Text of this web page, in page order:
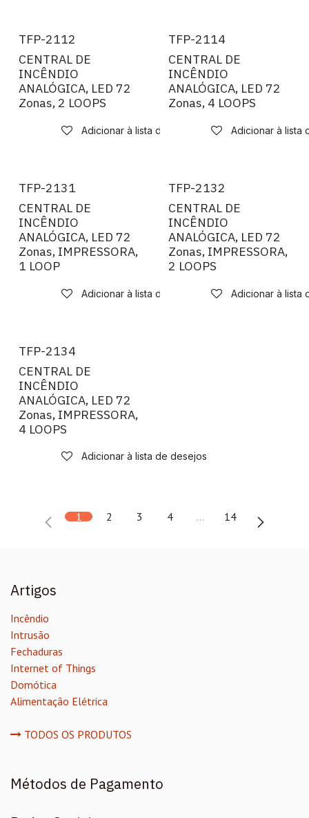
TFP-2112
CENTRAL DE
INCÊNDIO
ANALÓGICA, LED 72
Zonas, 2 LOOPS
Adicionar à lista de desejos
TFP-2114
CENTRAL DE
INCÊNDIO
ANALÓGICA, LED 72
Zonas, 4 LOOPS
Adicionar à lista
TFP-2131
CENTRAL DE
INCÊNDIO
ANALÓGICA, LED 72
Zonas, IMPRESSORA,
1 LOOP
Adicionar à lista de desejos
TFP-2132
CENTRAL DE
INCÊNDIO
ANALÓGICA, LED 72
Zonas, IMPRESSORA,
2 LOOPS
Adicionar à lista
TFP-2134
CENTRAL DE
INCÊNDIO
ANALÓGICA, LED 72
Zonas, IMPRESSORA,
4 LOOPS
Adicionar à lista de desejos
1 2 3 4 … 14
Artigos
Incêndio
Intrusão
Fechaduras
Internet of Things
Domótica
Alimentação Elétrica
TODOS OS PRODUTOS
Métodos de Pagamento